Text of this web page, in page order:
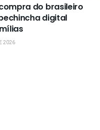
do brasileiro
digital
2026